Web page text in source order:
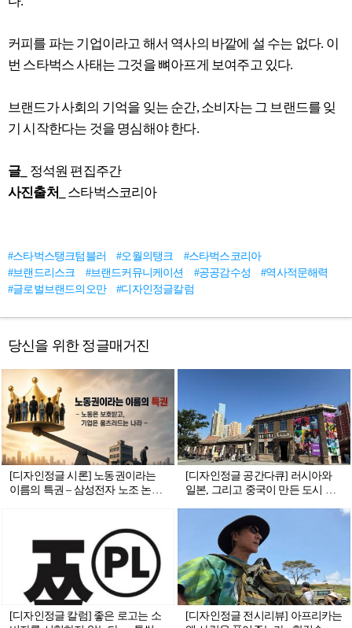
커피를 파는 기업이라고 해서 역사의 바깥에 설 수는 없다. 이
번 스타벅스 사태는 그것을 뼈아프게 보여주고 있다.
브랜드가 사회의 기억을 잊는 순간, 소비자는 그 브랜드를 잊
기 시작한다는 것을 명심해야 한다.
글_
정석원 편집주간
사진출처_ 스타벅스코리아
#스타벅스탱크텀블러 #오월의탱크
#스타벅스코리아
#브랜드리스크
#브랜드커뮤니케이션 #공공감수성
#역사적문해력
#글로벌브랜드의오만
#디자인정글칼럼
당신을 위한 정글매거진
[디자인정글 시론] 노동권이라는
이름의 특권 – 삼성전자 노조 논란
[디자인정글 공간다큐] 러시아와
일본, 그리고 중국이 만든 도시 —
[디자인정글 칼럼] 좋은 로고는 소
[디자인정글 전시리뷰] 아프리카는